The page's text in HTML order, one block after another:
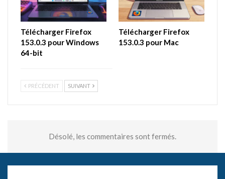
Télécharger Firefox
153.0.3 pour Windows
64-bit
Télécharger Firefox
153.0.3 pour Mac
PRÉCÉDENT SUIVANT
Désolé, les commentaires sont fermés.